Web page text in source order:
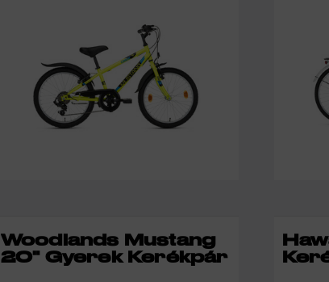
Woodlands Mustang
20" Gyerek Kerékpár